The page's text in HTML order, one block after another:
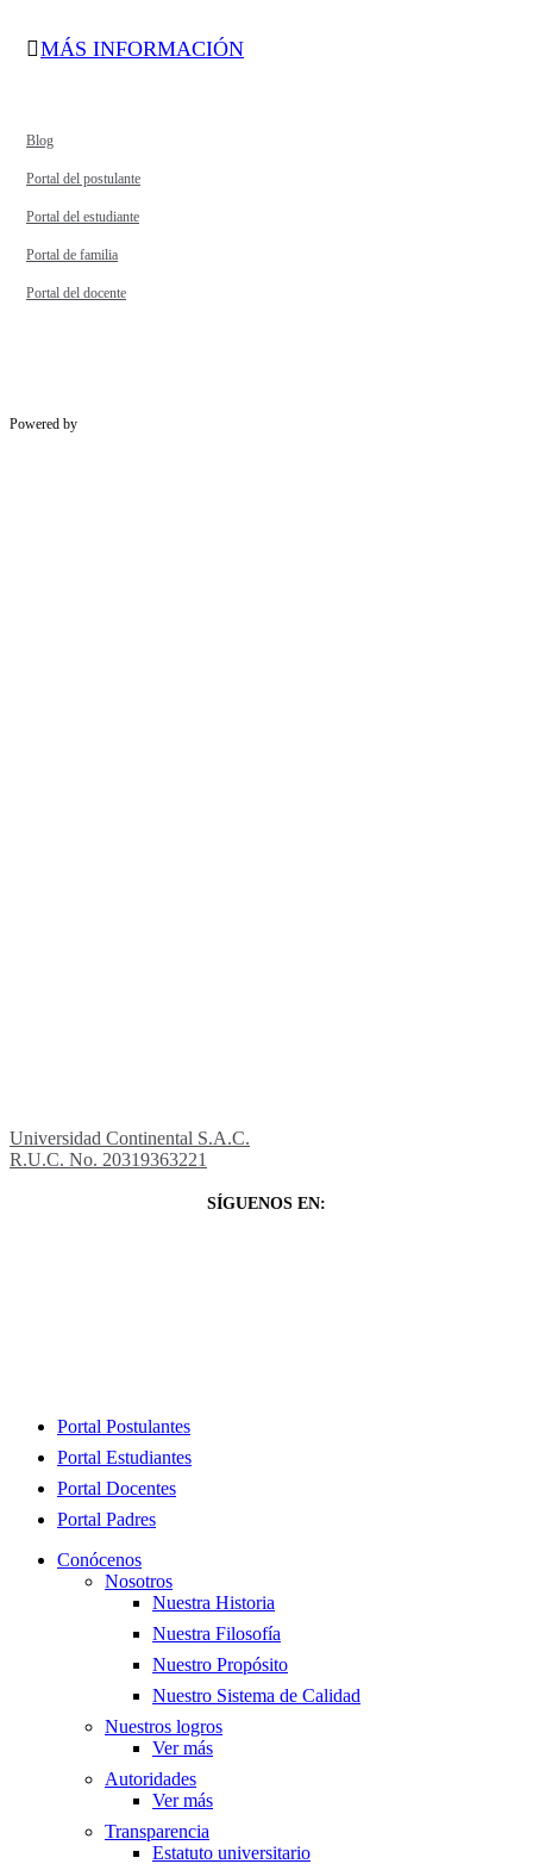
MÁS INFORMACIÓN
Blog
Portal del postulante
Portal del estudiante
Portal de familia
Portal del docente
Powered by
Universidad Continental S.A.C.
R.U.C. No. 20319363221
SÍGUENOS EN:
Close
Portal Postulantes
Portal Estudiantes
Portal Docentes
Portal Padres
Conócenos
Nosotros
Nuestra Historia
Nuestra Filosofía
Nuestro Propósito
Nuestro Sistema de Calidad
Nuestros logros
Ver más
Autoridades
Ver más
Transparencia
Estatuto universitario